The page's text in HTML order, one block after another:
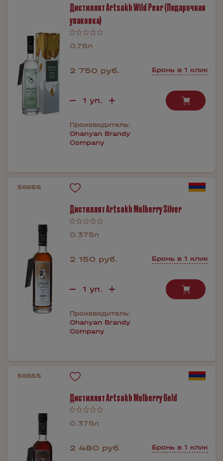
Дистиллят Artsakh Wild Pear (Подарочная
упаковка)
0.75л
2 750 руб. Бронь в 1 клик
Производитель:
Ohanyan Brandy
Company
56656
Дистиллят Artsakh Mulberry Silver
0.375л
2 150 руб. Бронь в 1 клик
Производитель:
Ohanyan Brandy
Company
56655
Дистиллят Artsakh Mulberry Gold
0.375л
2 480 руб. Бронь в 1 клик